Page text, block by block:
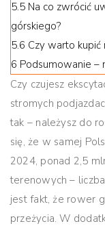
5.5 Na co zwrócić
górskiego?
5.6 Czy warto
6 Podsumowanie –
Czy czujesz
stromych
tak – należysz do
się, że w samej
2024, ponad 2,5
terenowych –
jest fakt, że rower
przeżycia. W